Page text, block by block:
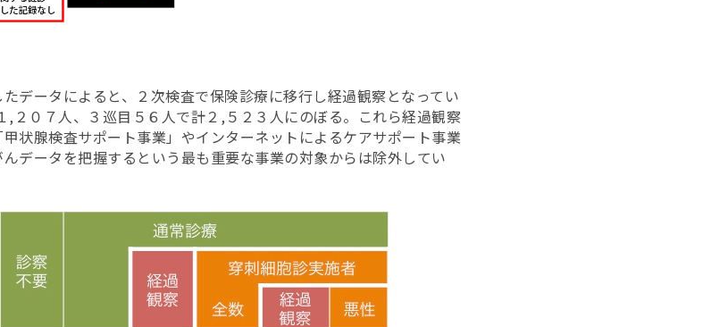
データによると、２次検査で保険診療に移行し経過観察となってい
,２０７人、３巡目５６人で計２,５２３人にのぼる。これら経過観察
状腺検査サポート事業」やインターネットによるケアサポート事業
データを把握するという最も重要な事業の対象からは除外してい